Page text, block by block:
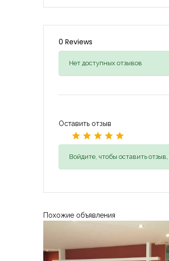
0 Reviews
Нет доступных отзывов
Оставить отзыв
Войдите, чтобы оставить отзыв,
Похожие объявления